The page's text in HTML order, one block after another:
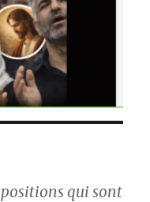
qui sont